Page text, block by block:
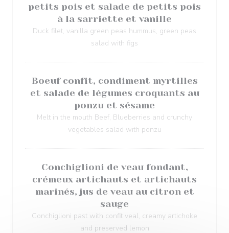
petits pois et salade de petits pois
à la sarriette et vanille
Duck filet, vanilla green peas hummus, green peas
salad with figs
Boeuf confit, condiment myrtilles
et salade de légumes croquants au
ponzu et sésame
Melt in the mouth Beef, Blueberries and crunchy
vegetables salad with ponzu
Conchiglioni de veau fondant,
crémeux artichauts et artichauts
marinés, jus de veau au citron et
sauge
Conchiglioni past with confit veal, creamy artichoke
and preserved lemon